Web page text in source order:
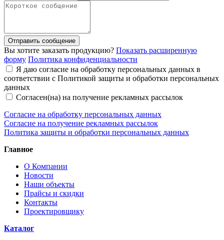
Отправить сообщение
Вы хотите заказать продукцию? Показать расширенную
форму Политика конфиденциальности
Я даю согласие на обработку персональных данных в
соответствии с Политикой защиты и обработки персональных
данных
Согласен(на) на получение рекламных рассылок
Согласие на обработку персональных данных
Согласие на получение рекламных рассылок
Политика защиты и обработки персональных данных
Главное
О Компании
Новости
Наши объекты
Прайсы и скидки
Контакты
Проектировщику
Каталог